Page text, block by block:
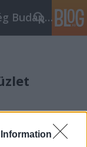
Keresőmarketing Ügynökség Budapest, Online marketi